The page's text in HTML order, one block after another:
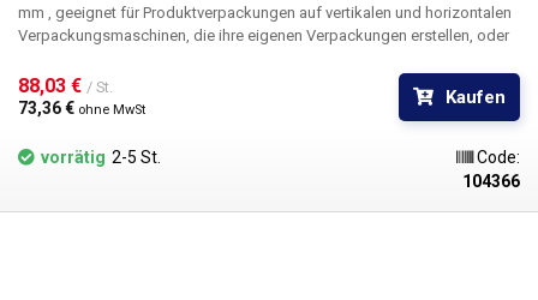
mm , geeignet für Produktverpackungen auf vertikalen und horizontalen
Verpackungsmaschinen, die ihre eigenen Verpackungen erstellen, oder
Siegelpackern. Die schweißbare Folie eignet sich für die Verpackung
von Backwaren, Lebensmitteln (Nudeln, Kekse, Müsli, Süßwaren, Chips,
Nüsse, Trockenfrüchte, Tiefkühlprodukte, Baguettes), Schüttgut (Tee,
Mehl, Kaffee, Nahrungsergänzungsmittel). Folien werden auch häufig für
die Verpackung von z. B. Papierprodukten oder Drogeriewaren
härter und erfordert höhere Schweißtemperaturen. Normalerweise 165 -
88,03 € / St.
73,36 € ohne MwSt
Kaufen
vorrätig 2-5 St.
Code:
104366